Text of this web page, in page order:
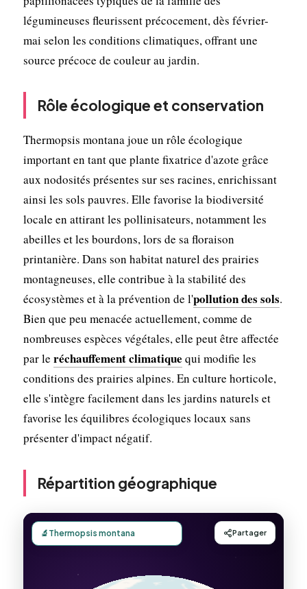
légumineuses fleurissent précocement, dès février-
mai selon les conditions climatiques, offrant une
source précoce de couleur au jardin.
Rôle écologique et conservation
Thermopsis montana joue un rôle écologique
important en tant que plante fixatrice d'azote grâce
aux nodosités présentes sur ses racines, enrichissant
ainsi les sols pauvres. Elle favorise la biodiversité
locale en attirant les pollinisateurs, notamment les
abeilles et les bourdons, lors de sa floraison
printanière. Dans son habitat naturel des prairies
montagneuses, elle contribue à la stabilité des
écosystèmes et à la prévention de l'pollution des sols.
Bien que peu menacée actuellement, comme de
nombreuses espèces végétales, elle peut être affectée
par le réchauffement climatique qui modifie les
conditions des prairies alpines. En culture horticole,
elle s'intègre facilement dans les jardins naturels et
favorise les équilibres écologiques locaux sans
présenter d'impact négatif.
Répartition géographique